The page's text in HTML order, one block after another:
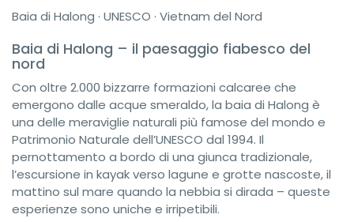
Baia di Halong · UNESCO · Vietnam del Nord
Baia di Halong – il paesaggio fiabesco del
nord
Con oltre 2.000 bizzarre formazioni calcaree che
emergono dalle acque smeraldo, la baia di Halong è
una delle meraviglie naturali più famose del mondo e
Patrimonio Naturale dell’UNESCO dal 1994. Il
pernottamento a bordo di una giunca tradizionale,
l’escursione in kayak verso lagune e grotte nascoste, il
mattino sul mare quando la nebbia si dirada – queste
esperienze sono uniche e irripetibili.